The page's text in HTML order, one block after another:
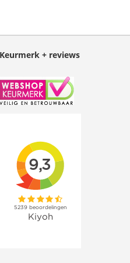
Keurmerk + reviews